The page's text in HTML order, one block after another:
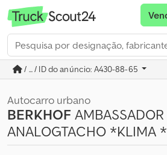
/ ... / ID do anúncio: A430-88-65
Autocarro urbano
BERKHOF
ANALOGTACHO *KLIMA *